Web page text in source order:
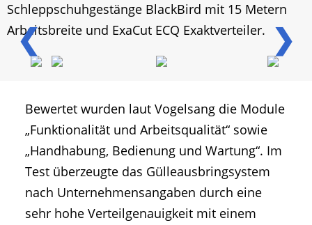
❮ ❯
Schleppschuhgestänge BlackBird mit 15 Metern
Arbeitsbreite und ExaCut ECQ Exaktverteiler.
Bewertet wurden laut Vogelsang die Module
„Funktionalität und Arbeitsqualität“ sowie
„Handhabung, Bedienung und Wartung“. Im
Test überzeugte das Gülleausbringsystem
nach Unternehmensangaben durch eine
sehr hohe Verteilgenauigkeit mit einem